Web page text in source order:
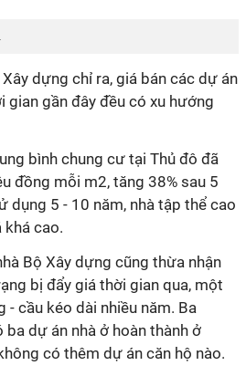
dựng chỉ ra, giá bán các dự án
gian gần đây đều có xu hướng
bình chung cư tại Thủ đô đã
đồng mỗi m2, tăng 38% sau 5
dụng 5 - 10 năm, nhà tập thể cao
khá cao.
Bộ Xây dựng cũng thừa nhận
bị đẩy giá thời gian qua, một
- cầu kéo dài nhiều năm. Ba
ba dự án nhà ở hoàn thành ở
có thêm dự án căn hộ nào.